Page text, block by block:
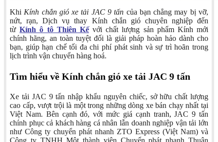
Khi Kính chắn gió xe tải JAC 9 tấn của bạn chẳng may bị vỡ,
nứt, rạn, Dịch vụ thay Kính chắn gió chuyên nghiệp đến
từKính ô tô Thiên Kếvới chất lượng sản phẩm Kính mới
chính hãng, an toàn tuyệt đối là giải pháp hoàn hảo dành cho
bạn, giúp hạn chế tối đa chi phí phát sinh và sự trì hoãn trong
lịch trình vận chuyển hàng hoá.
Tìm hiểu về Kính chắn gió xe tải JAC 9 tấn
Xe tải JAC 9 tấn nhập khẩu nguyên chiếc, sở hữu chất lượng
cao cấp, vượt trội là một trong những dòng xe bán chạy nhất tại
Việt Nam. Bên cạnh đó, với mức giá cạnh tranh, JAC 9 tấn
chính phục cả khách hàng cá nhân lẫn doanh nghiệp vận tải lớn
như Công ty chuyển phát nhanh ZTO Express (Việt Nam) và